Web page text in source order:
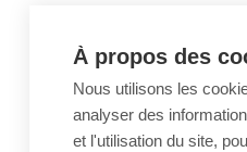
Machines Wille
compatibles
À propos des
Nous utilisons les
analyser des
et l'utilisation du site,